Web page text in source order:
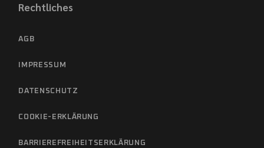
Rechtliches
AGB
IMPRESSUM
DATENSCHUTZ
COOKIE-ERKLÄRUNG
BARRIEREFREIHEITSERKLÄRUNG